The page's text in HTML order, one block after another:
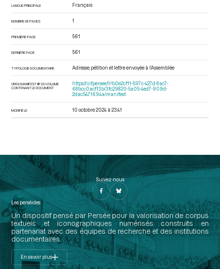
LANGUE PRINCIPALE Français
NOMBRE DE PAGES 1
PREMIÈRE PAGE 561
DERNIÈRE PAGE 561
TYPOLOGIE DOCUMENTAIRE Adresse, pétition et lettre envoyée à l’Assemblée
URI DU MANIFEST IIIF DU VOLUME
CONTENANT LE DOCUMENT
https://iiif.persee.fr/b0e2cf11-597c-427d-8ac7-
68bcc0acf13b/3fc29820-5a05-4ed7-909d-
2dac5471694a/manifest
MODIFIÉ LE 10 octobre 2024 à 23:41
Suivez-nous
Les perséides
Un dispositif pensé par Persée pour la valorisation de corpus
textuels et iconographiques numérisés construits en
partenariat avec des équipes de recherche et des institutions
documentaires.
En savoir plus